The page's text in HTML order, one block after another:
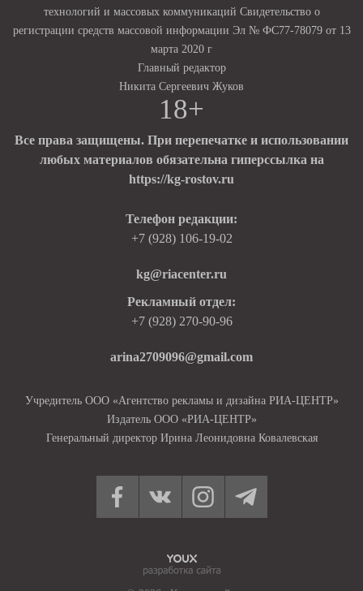
технологий и массовых коммуникаций Свидетельство о
регистрации средств массовой информации Эл № ФС77-78079 от 13
марта 2020 г
Главный редактор
Никита Сергеевич Жуков
18+
Все права защищены. При перепечатке и использовании
любых материалов обязательна гиперссылка на
https://kg-rostov.ru
Телефон редакции:
+7 (928) 106-19-02
kg@riacenter.ru
Рекламный отдел:
+7 (928) 270-90-96
arina2709096@gmail.com
Учредитель ООО «Агентство рекламы и дизайна РИА-ЦЕНТР»
Издатель ООО «РИА-ЦЕНТР»
Генеральный директор Ирина Леонидовна Ковалевская